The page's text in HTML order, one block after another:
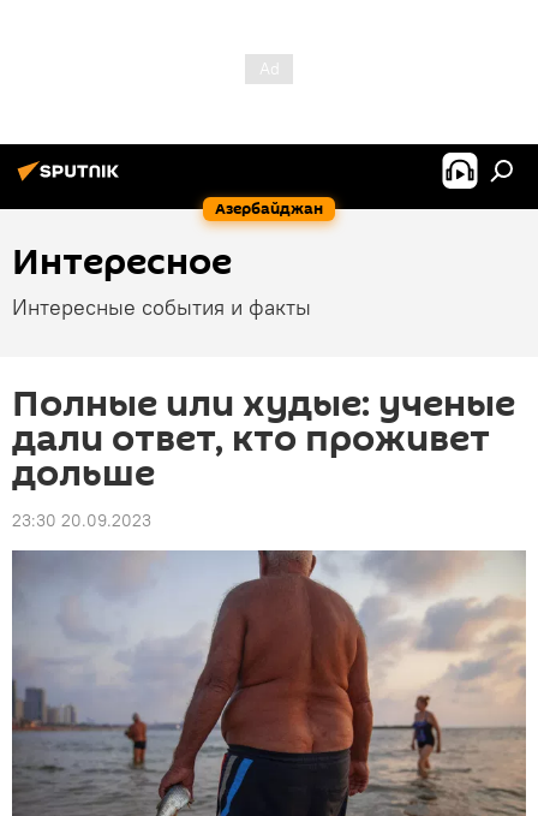
Азербайджан
Интересное
Интересные события и факты
Полные или худые: ученые
дали ответ, кто проживет
дольше
23:30 20.09.2023